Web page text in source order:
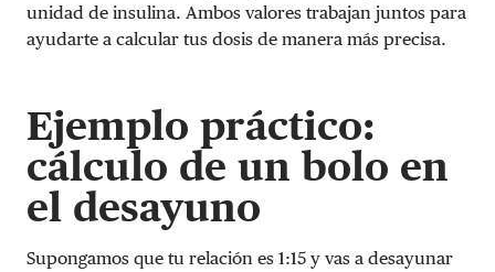
unidad de insulina. Ambos valores trabajan juntos para
ayudarte a calcular tus dosis de manera más precisa.
Ejemplo práctico:
cálculo de un bolo en
el desayuno
Supongamos que tu relación es 1:15 y vas a desayunar